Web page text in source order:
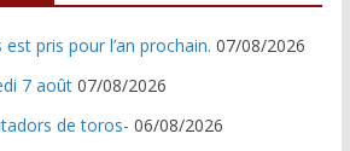
pris pour l’an prochain. 07/08/2026
7 août 07/08/2026
de toros- 06/08/2026